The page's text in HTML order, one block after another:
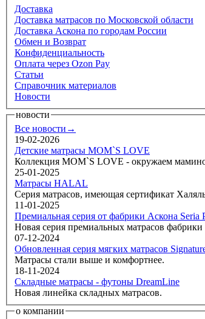
Доставка
Доставка матрасов по Московской области
Доставка Аскона по городам России
Обмен и Возврат
Конфиденциальность
Оплата через Ozon Pay
Статьи
Справочник материалов
Новости
новости
Все новости→
19-02-2026
Детские матрасы MOM`S LOVE
Коллекция MOM`S LOVE - окружаем
25-01-2025
Матрасы HALAL
Серия матрасов, имеющая сертификат
11-01-2025
Премиальная серия от фабрики Аскона Seria
Новая серия премиальных матрасов фабрики
07-12-2024
Обновленная серия мягких матрасов
Матрасы стали выше и комфортнее.
18-11-2024
Складные матрасы - футоны DreamLine
Новая линейка складных матрасов.
о компании